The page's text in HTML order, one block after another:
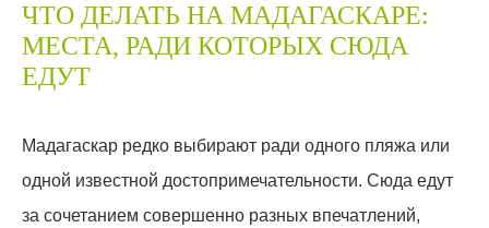
ЧТО ДЕЛАТЬ НА МАДАГАСКАРЕ:
МЕСТА, РАДИ КОТОРЫХ СЮДА
ЕДУТ
Мадагаскар редко выбирают ради одного пляжа или
одной известной достопримечательности. Сюда едут
за сочетанием совершенно разных впечатлений,